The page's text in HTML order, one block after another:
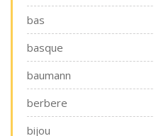
bas
basque
baumann
berbere
bijou